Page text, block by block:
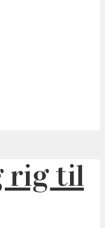
rig til